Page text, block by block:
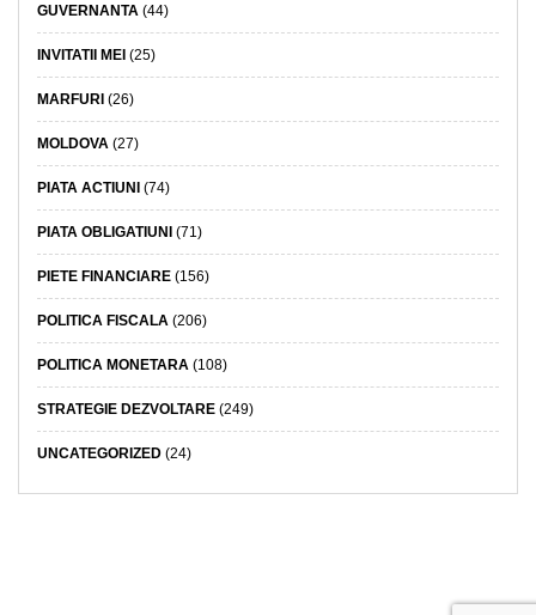
GUVERNANTA (44)
INVITATII MEI (25)
MARFURI (26)
MOLDOVA (27)
PIATA ACTIUNI (74)
PIATA OBLIGATIUNI (71)
PIETE FINANCIARE (156)
POLITICA FISCALA (206)
POLITICA MONETARA (108)
STRATEGIE DEZVOLTARE (249)
UNCATEGORIZED (24)